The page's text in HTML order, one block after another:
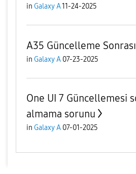
in Galaxy A11-24-2025
A35 Güncelleme
in Galaxy A 07-23-2025
One UI 7 Güncellemesi
almama sorunu
in Galaxy A 07-01-2025